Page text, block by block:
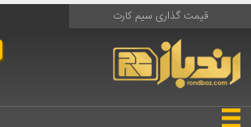
قیمت گذاری سیم کارت